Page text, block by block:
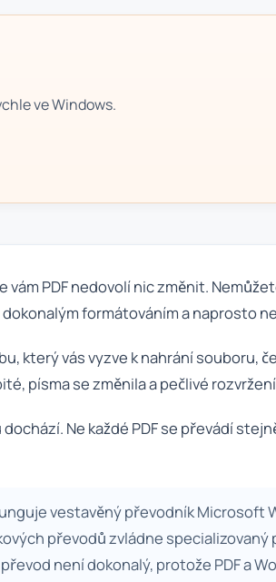
ve Windows.
vám PDF nedovolí nic změnit.
formátováním a naprosto
který vás vyzve k nahrání souboru,
písma se změnila a pečlivé
Ne každé PDF se převádí
vestavěný převodník Microsoft
převodů zvládne specializovaný
není dokonalý, protože PDF a